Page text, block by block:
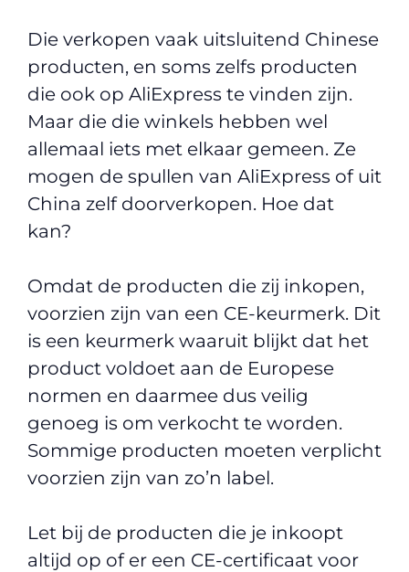
Die verkopen vaak uitsluitend Chinese
producten, en soms zelfs producten
die ook op AliExpress te vinden zijn.
Maar die die winkels hebben wel
allemaal iets met elkaar gemeen. Ze
mogen de spullen van AliExpress of uit
China zelf doorverkopen. Hoe dat
kan?
Omdat de producten die zij inkopen,
voorzien zijn van een CE-keurmerk. Dit
is een keurmerk waaruit blijkt dat het
product voldoet aan de Europese
normen en daarmee dus veilig
genoeg is om verkocht te worden.
Sommige producten moeten verplicht
voorzien zijn van zo’n label.
Let bij de producten die je inkoopt
altijd op of er een CE-certificaat voor